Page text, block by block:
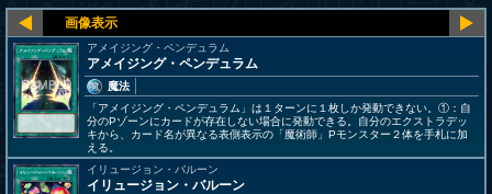
アメイジング・ペンデュラム
アメイジング・ペンデュラム
魔法
「アメイジング・ペンデュラム」は１ターンに１枚しか発動できない。①：自
分のPゾーンにカードが存在しない場合に発動できる。自分のエクストラデッ
キから、カード名が異なる表側表示の「魔術師」Pモンスター２体を手札に加
える。
イリュージョン・バルーン
イリュージョン・バルーン